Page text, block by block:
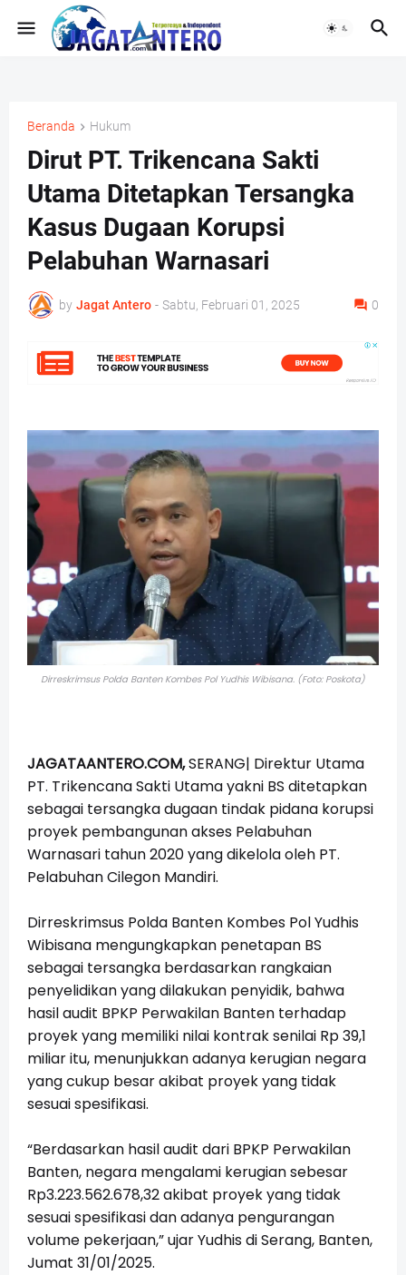
Beranda Hukum
Dirut PT. Trikencana Sakti
Utama Ditetapkan Tersangka
Kasus Dugaan Korupsi
Pelabuhan Warnasari
by Jagat Antero - Sabtu, Februari 01, 2025 0
Dirreskrimsus Polda Banten Kombes Pol Yudhis Wibisana. (Foto: Poskota)
JAGATAANTERO.COM,SERANG| Direktur Utama
PT. Trikencana Sakti Utama yakni BS ditetapkan
sebagai tersangka dugaan tindak pidana korupsi
proyek pembangunan akses Pelabuhan
Warnasari tahun 2020 yang dikelola oleh PT.
Pelabuhan Cilegon Mandiri.
Dirreskrimsus Polda Banten Kombes Pol Yudhis
Wibisana mengungkapkan penetapan BS
sebagai tersangka berdasarkan rangkaian
penyelidikan yang dilakukan penyidik, bahwa
hasil audit BPKP Perwakilan Banten terhadap
proyek yang memiliki nilai kontrak senilai Rp 39,1
miliar itu, menunjukkan adanya kerugian negara
yang cukup besar akibat proyek yang tidak
sesuai spesifikasi.
“Berdasarkan hasil audit dari BPKP Perwakilan
Banten, negara mengalami kerugian sebesar
Rp3.223.562.678,32 akibat proyek yang tidak
sesuai spesifikasi dan adanya pengurangan
volume pekerjaan,” ujar Yudhis di Serang, Banten,
Jumat 31/01/2025.